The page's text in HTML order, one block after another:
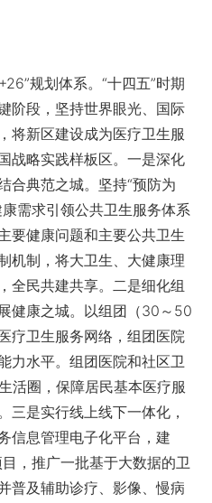
规划体系。“十四五”时期
阶段，坚持世界眼光、国际
将新区建设成为医疗卫生服
战略实践样板区。一是深化
合典范之城。坚持“预防为
需求引领公共卫生服务体系
要健康问题和主要公共卫生
机制，将大卫生、大健康理
全民共建共享。二是细化组
健康之城。以组团（30～50
疗卫生服务网络，组团医院
力水平。组团医院和社区卫
活圈，保障居民基本医疗服
三是实行线上线下一体化，
信息管理电子化平台，建
，推广一批基于大数据的卫
普及辅助诊疗、影像、慢病